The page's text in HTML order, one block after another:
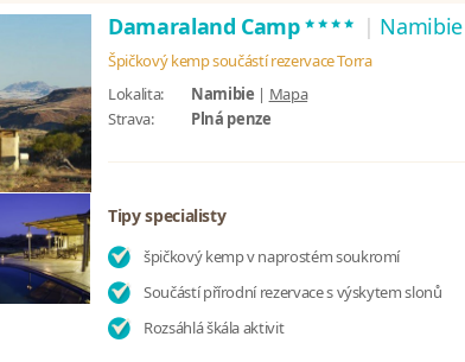
Damaraland Camp**** | Namibie
Špičkový kemp součástí rezervace Torra
Lokalita:
Namibie | Mapa
Strava:
Plná penze
Tipy specialisty
špičkový kemp v naprostém soukromí
Součástí přírodní rezervace s výskytem slonů
Rozsáhlá škála aktivit